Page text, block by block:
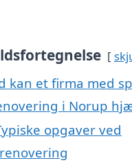
kan et firma med
i Norup
opgaver ved